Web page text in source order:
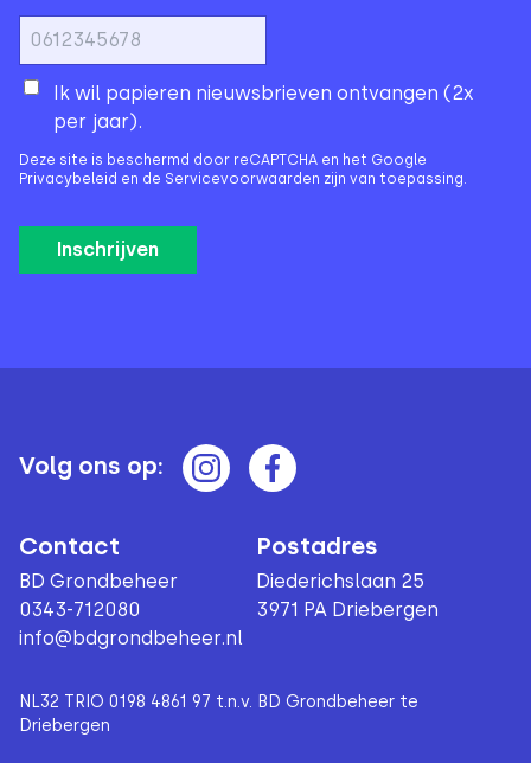
Ik wil papieren nieuwsbrieven ontvangen (2x
per jaar).
Deze site is beschermd door reCAPTCHA en het Google
Privacybeleid en de Servicevoorwaarden zijn van toepassing.
Volg ons op:
Contact
BD Grondbeheer
0343-712080
info@bdgrondbeheer.nl
Postadres
Diederichslaan 25
3971 PA Driebergen
NL32 TRIO 0198 4861 97 t.n.v. BD Grondbeheer te
Driebergen